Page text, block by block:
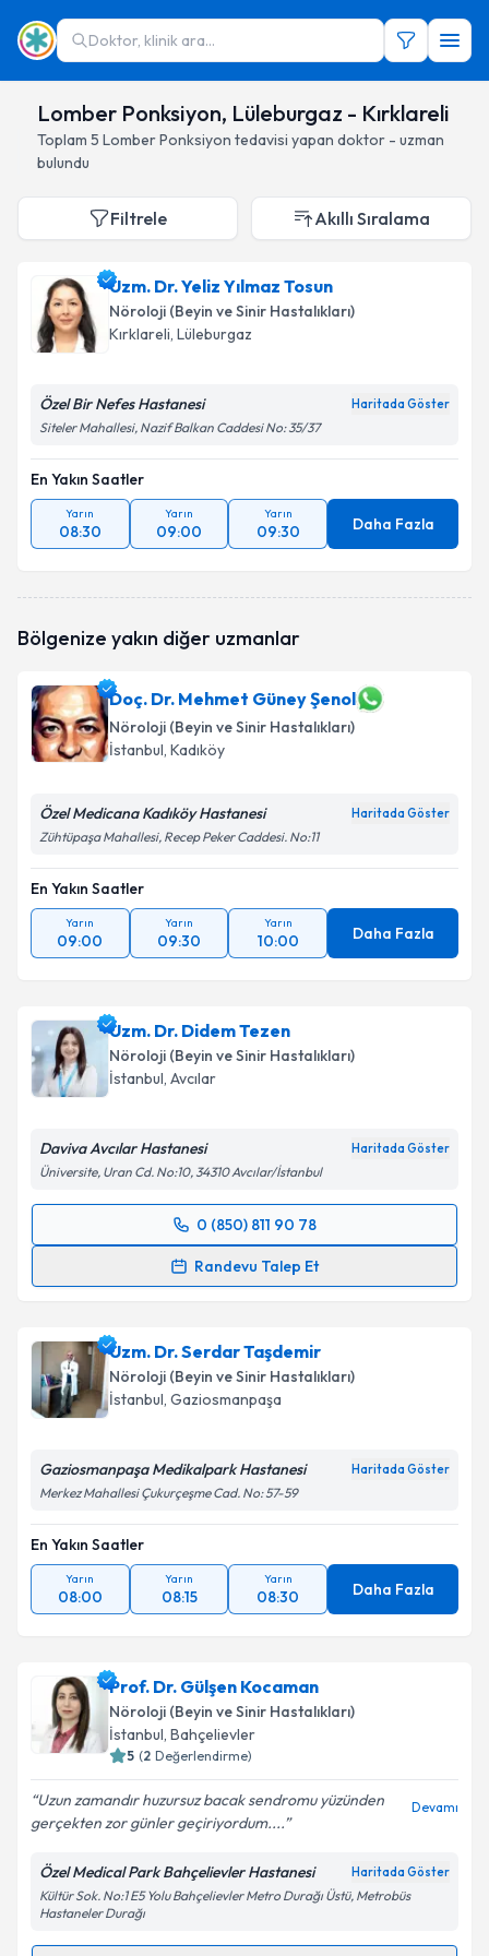
Doktor, klinik ara...
Lomber Ponksiyon, Lüleburgaz - Kırklareli
Toplam 5 Lomber Ponksiyon tedavisi yapan doktor - uzman
bulundu
Filtrele Akıllı Sıralama
Uzm. Dr. Yeliz Yılmaz Tosun
Nöroloji (Beyin ve Sinir Hastalıkları)
Kırklareli, Lüleburgaz
Özel Bir Nefes Hastanesi Haritada Göster
Siteler Mahallesi, Nazif Balkan Caddesi No: 35/37
En Yakın Saatler
Yarın
08:30
Yarın
09:00
Yarın
09:30 Daha Fazla
Bölgenize yakın diğer uzmanlar
Doç. Dr. Mehmet Güney Şenol
Nöroloji (Beyin ve Sinir Hastalıkları)
İstanbul, Kadıköy
Özel Medicana Kadıköy Hastanesi Haritada Göster
Zühtüpaşa Mahallesi, Recep Peker Caddesi. No:11
En Yakın Saatler
Yarın
09:00
Yarın
09:30
Yarın
10:00 Daha Fazla
Uzm. Dr. Didem Tezen
Nöroloji (Beyin ve Sinir Hastalıkları)
İstanbul, Avcılar
Daviva Avcılar Hastanesi Haritada Göster
Üniversite, Uran Cd. No:10, 34310 Avcılar/İstanbul
0 (850) 811 90 78
Randevu Talep Et
Randevu Takvimi Talebi
takvim hazırlandığında e-posta ile bilgilendireceğiz.
E-posta Adresiniz
Kişisel verilerimin işlenmesine ilişkin
Metni'ni okudum ve kişisel verilerimin belirtilen
kapsamda işlenmesini kabul ediyorum.
Takvim Talebini Gönder
Uzm. Dr. Serdar Taşdemir
Nöroloji (Beyin ve Sinir Hastalıkları)
İstanbul, Gaziosmanpaşa
Gaziosmanpaşa Medikalpark Hastanesi Haritada Göster
Merkez Mahallesi Çukurçeşme Cad. No: 57-59
En Yakın Saatler
Yarın
08:00
Yarın
08:15
Yarın
08:30 Daha Fazla
Prof. Dr. Gülşen Kocaman
Nöroloji (Beyin ve Sinir Hastalıkları)
İstanbul, Bahçelievler
5 (2 Değerlendirme)
Uzun zamandır huzursuz bacak sendromu yüzünden
gerçekten zor günler geçiriyordum....
Devamı
Özel Medical Park Bahçelievler Hastanesi Haritada Göster
Kültür Sok. No:1 E5 Yolu Bahçelievler Metro Durağı Üstü, Metrobüs
Hastaneler Durağı